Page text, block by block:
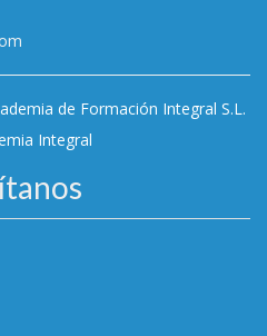
de Formación Integral S.L.